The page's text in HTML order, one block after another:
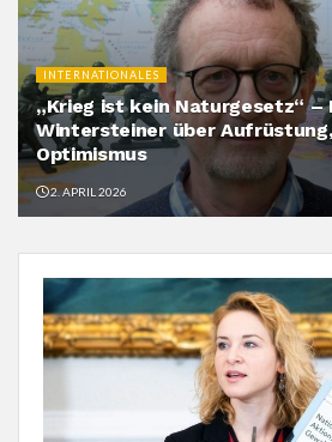
INTERNATIONALES
„Krieg ist kein Naturgesetz“ –
Wintersteiner über
Optimismus
2. APRIL 2026